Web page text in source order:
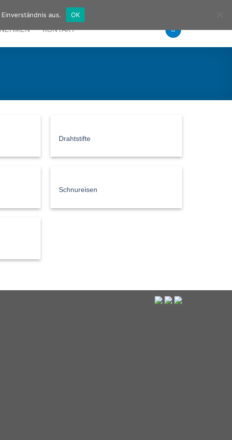
KONTAKT
Drahtstifte
Schnureisen
aus. OK